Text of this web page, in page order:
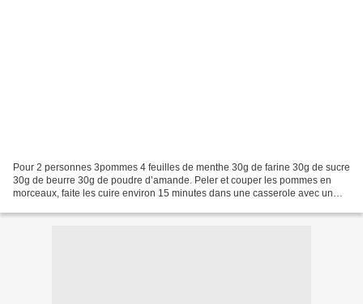
Pour 2 personnes 3pommes 4 feuilles de menthe 30g de farine 30g de sucre
30g de beurre 30g de poudre d’amande. Peler et couper les pommes en
morceaux, faite les cuire environ 15 minutes dans une casserole avec un